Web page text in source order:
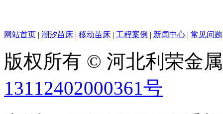
网站首页 | 潮汐苗床 | 移动苗床 | 工程案例 | 新闻中心 | 常见问题
版权所有 © 河北利荣金
13112402000361号